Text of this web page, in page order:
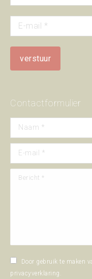
Contactformulier
Naam *
E-mail *
Bericht *
Door gebruik te maken
privacyverklaring